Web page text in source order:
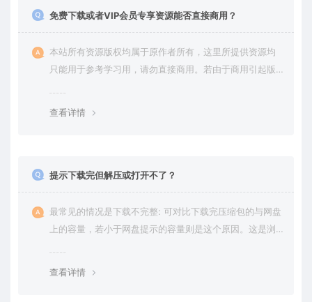
免费下载或者VIP会员专享资源能否直接商用？
本站所有资源版权均属于原作者所有，这里所提供资源均
只能用于参考学习用，请勿直接商用。若由于商用引起版
查看详情
提示下载完但解压或打开不了？
最常见的情况是下载不完整: 可对比下载完压缩包的与网盘
上的容量，若小于网盘提示的容量则是这个原因。这是浏
查看详情